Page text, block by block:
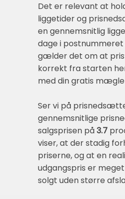
Det er relevant at
liggetider og
en gennemsnitlig
dage i postnummeret
gælder det om at
korrekt fra starten
med din gratis
Ser vi på
gennemsnitlige
salgsprisen på3.7
viser, at der stadig
priserne, og at en
udgangspris er
solgt uden større